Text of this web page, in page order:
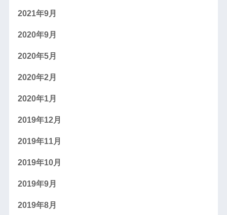
2021年9月
2020年9月
2020年5月
2020年2月
2020年1月
2019年12月
2019年11月
2019年10月
2019年9月
2019年8月